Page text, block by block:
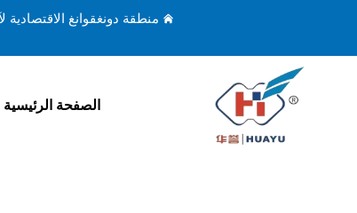
منطقة دونغقوانغ
الصفحة الرئيسية